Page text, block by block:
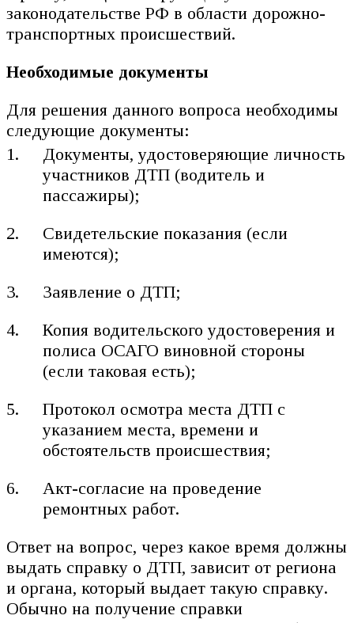
законодательстве РФ в области дорожно-
транспортных происшествий.
Необходимые документы
Для решения данного вопроса необходимы
следующие документы:
Документы, удостоверяющие личность
участников ДТП (водитель и
пассажиры);
Свидетельские показания (если
имеются);
Заявление о ДТП;
Копия водительского удостоверения и
полиса ОСАГО виновной стороны
(если таковая есть);
Протокол осмотра места ДТП с
указанием места, времени и
обстоятельств происшествия;
Акт-согласие на проведение
ремонтных работ.
Ответ на вопрос, через какое время должны
выдать справку о ДТП, зависит от региона
и органа, который выдает такую справку.
Обычно на получение справки